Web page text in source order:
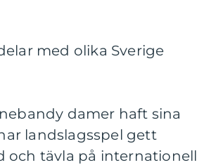
med olika Sverige
damer haft sina
landslagsspel gett
och tävla på internationell